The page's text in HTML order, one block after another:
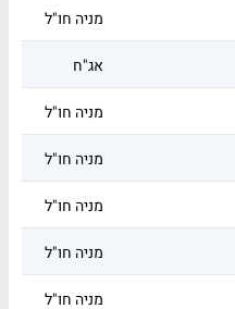
מניה חו"ל
אג"ח
מניה חו"ל
מניה חו"ל
מניה חו"ל
מניה חו"ל
מניה חו"ל